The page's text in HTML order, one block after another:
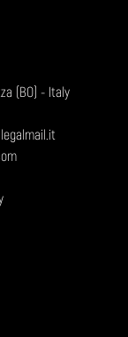
(BO) - Italy